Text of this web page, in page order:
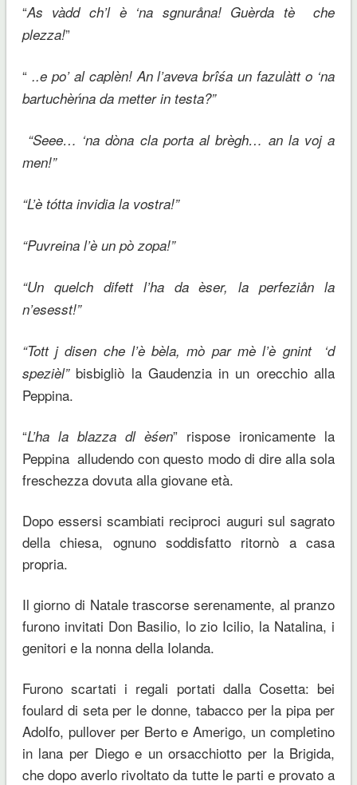
“As vàdd ch’l è ‘na sgnuråna! Guèrda tè che
plezza!”
“ ..e po’ al caplèn! An l’aveva brîśa un fazulàtt o ‘na
bartuchèńna da metter in testa?”
“Seee… ‘na dòna cla porta al brègh… an la voj a
men!”
“L’è tótta invidia la vostra!”
“Puvreina l’è un pò zopa!”
“Un quelch difett l’ha da èser, la perfeziån la
n’esesst!”
“Tott j disen che l’è bèla, mò par mè l’è gnint ‘d
spezièl” bisbigliò la Gaudenzia in un orecchio alla
Peppina.
“L’ha la blazza dl èśen” rispose ironicamente la
Peppina alludendo con questo modo di dire alla sola
freschezza dovuta alla giovane età.
Dopo essersi scambiati reciproci auguri sul sagrato
della chiesa, ognuno soddisfatto ritornò a casa
propria.
Il giorno di Natale trascorse serenamente, al pranzo
furono invitati Don Basilio, lo zio Icilio, la Natalina, i
genitori e la nonna della Iolanda.
Furono scartati i regali portati dalla Cosetta: bei
foulard di seta per le donne, tabacco per la pipa per
Adolfo, pullover per Berto e Amerigo, un completino
in lana per Diego e un orsacchiotto per la Brigida,
che dopo averlo rivoltato da tutte le parti e provato a